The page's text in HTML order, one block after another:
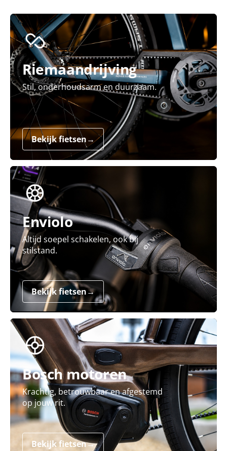
Riemaandrijving
Stil, onderhoudsarm en duurzaam.
Bekijk fietsen→
Enviolo
Altijd soepel schakelen, ook bij
stilstand.
Bekijk fietsen→
Bosch motoren
Krachtig, betrouwbaar en afgestemd
op jouw rit.
Bekijk fietsen→